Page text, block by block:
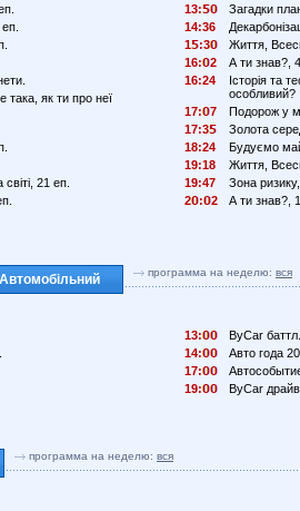
така, як ти про неї
21 еп.
13:
Загадки
14:36
1
:3
Життя,
16:
2
А ти знав?,
16:24
Історія та
особливий?
17:
7
Подорож у
17:3
Золота
18:24
Будуємо
19:18
Життя,
19:47
Зона
2
: 2 А ти знав?,
программа на неделю: вся
13:
ByCar баттл.
14:
Авто года
17:
19:
ByCar
программа на неделю: вся